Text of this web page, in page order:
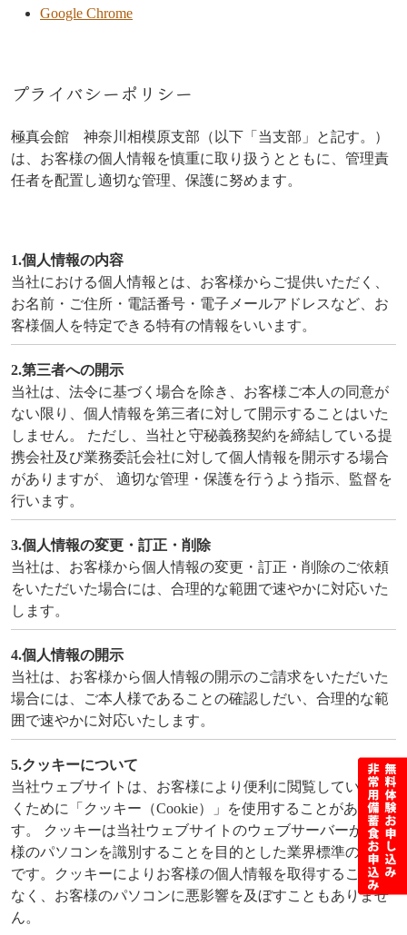
Google Chrome
プライバシーポリシー
極真会館 神奈川相模原支部（以下「当支部」と記す。）
は、お客様の個人情報を慎重に取り扱うとともに、管理責
任者を配置し適切な管理、保護に努めます。
1.個人情報の内容
当社における個人情報とは、お客様からご提供いただく、
お名前・ご住所・電話番号・電子メールアドレスなど、お
客様個人を特定できる特有の情報をいいます。
2.第三者への開示
当社は、法令に基づく場合を除き、お客様ご本人の同意が
ない限り、個人情報を第三者に対して開示することはいた
しません。 ただし、当社と守秘義務契約を締結している提
携会社及び業務委託会社に対して個人情報を開示する場合
がありますが、 適切な管理・保護を行うよう指示、監督を
行います。
3.個人情報の変更・訂正・削除
当社は、お客様から個人情報の変更・訂正・削除のご依頼
をいただいた場合には、合理的な範囲で速やかに対応いた
します。
4.個人情報の開示
当社は、お客様から個人情報の開示のご請求をいただいた
場合には、ご本人様であることの確認しだい、合理的な範
囲で速やかに対応いたします。
5.クッキーについて
当社ウェブサイトは、お客様により便利に閲覧していただ
くために「クッキー（Cookie）」を使用することがありま
す。 クッキーは当社ウェブサイトのウェブサーバーがお客
様のパソコンを識別することを目的とした業界標準の技術
です。クッキーによりお客様の個人情報を取得することは
なく、お客様のパソコンに悪影響を及ぼすこともありませ
ん。